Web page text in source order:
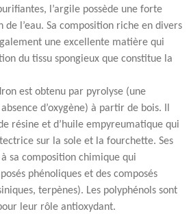
l’argile possède une forte
de l’eau. Sa composition riche en divers
une excellente matière qui
du tissu spongieux que constitue la
est obtenu par pyrolyse (une
d’oxygène) à partir de bois. Il
résine et d’huile empyreumatique qui
sur la sole et la fourchette. Ses
sa composition chimique qui
phénoliques et des composés
terpènes). Les polyphénols sont
leur rôle antioxydant.